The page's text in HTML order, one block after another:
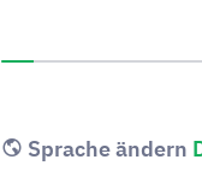
Sprache ändern